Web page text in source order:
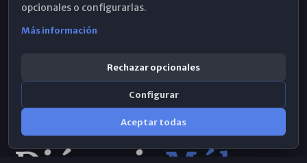
opcionales o configurarlas.
Más información
Rechazar opcionales
Configurar
Aceptar todas